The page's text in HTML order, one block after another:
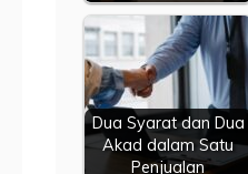
Dua Syarat dan Dua
Akad dalam Satu
Penjualan